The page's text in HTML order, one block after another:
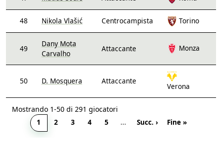
48 Nikola Vlašić Centrocampista Torino
49
Dany Mota
Carvalho
Attaccante Monza
50 D. Mosquera Attaccante
Verona
Mostrando 1-50 di 291 giocatori
1
2 3 4 5 … Succ. › Fine »